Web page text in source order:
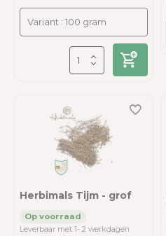
Herbimals Tijm - grof
Leverbaar met 1- 2 werkdagen